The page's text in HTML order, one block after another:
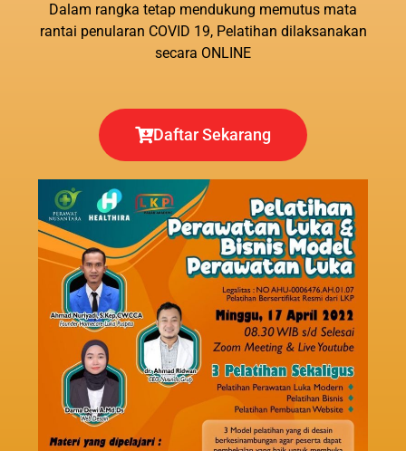
Dalam rangka tetap mendukung memutus mata
rantai penularan COVID 19, Pelatihan dilaksanakan
secara ONLINE
Daftar Sekarang